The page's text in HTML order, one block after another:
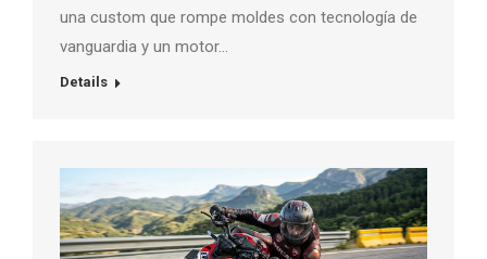
una custom que rompe moldes con tecnología de
vanguardia y un motor…
Details